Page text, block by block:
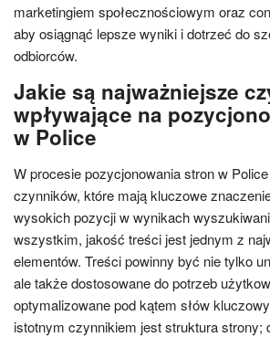
marketingiem społecznościowym oraz
aby osiągnąć lepsze wyniki i dotrzeć do
odbiorców.
Jakie są najważniejsze
wpływające na
w Police
W procesie pozycjonowania stron w
czynników, które mają kluczowe
wysokich pozycji w wynikach
wszystkim, jakość treści jest jednym z
elementów. Treści powinny być nie tylko
ale także dostosowane do potrzeb
optymalizowane pod kątem słów
istotnym czynnikiem jest struktura strony;